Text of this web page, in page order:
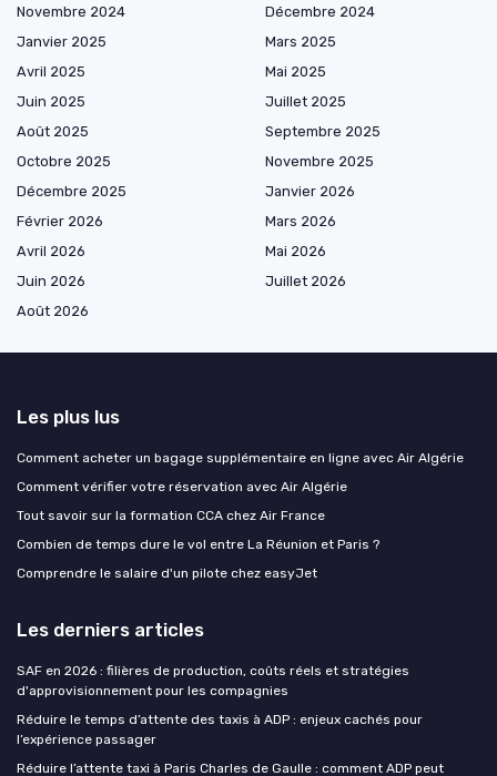
Novembre 2024
Décembre 2024
Janvier 2025
Mars 2025
Avril 2025
Mai 2025
Juin 2025
Juillet 2025
Août 2025
Septembre 2025
Octobre 2025
Novembre 2025
Décembre 2025
Janvier 2026
Février 2026
Mars 2026
Avril 2026
Mai 2026
Juin 2026
Juillet 2026
Août 2026
Les plus lus
Comment acheter un bagage supplémentaire en ligne avec Air Algérie
Comment vérifier votre réservation avec Air Algérie
Tout savoir sur la formation CCA chez Air France
Combien de temps dure le vol entre La Réunion et Paris ?
Comprendre le salaire d'un pilote chez easyJet
Les derniers articles
SAF en 2026 : filières de production, coûts réels et stratégies
d'approvisionnement pour les compagnies
Réduire le temps d’attente des taxis à ADP : enjeux cachés pour
l’expérience passager
Réduire l’attente taxi à Paris Charles de Gaulle : comment ADP peut